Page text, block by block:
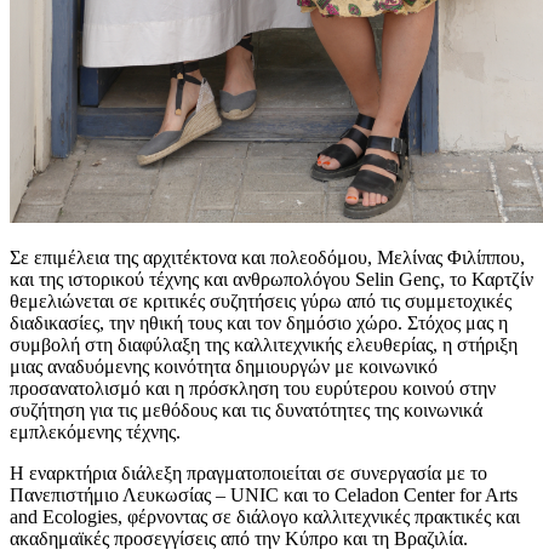
Σε επιμέλεια της αρχιτέκτονα και πολεοδόμου, Μελίνας Φιλίππου,
και της ιστορικού τέχνης και ανθρωπολόγου Selin Genç, το Καρτζίν
θεμελιώνεται σε κριτικές συζητήσεις γύρω από τις συμμετοχικές
διαδικασίες, την ηθική τους και τον δημόσιο χώρο. Στόχος μας η
συμβολή στη διαφύλαξη της καλλιτεχνικής ελευθερίας, η στήριξη
μιας αναδυόμενης κοινότητα δημιουργών με κοινωνικό
προσανατολισμό και η πρόσκληση του ευρύτερου κοινού στην
συζήτηση για τις μεθόδους και τις δυνατότητες της κοινωνικά
εμπλεκόμενης τέχνης.
Η εναρκτήρια διάλεξη πραγματοποιείται σε συνεργασία με το
Πανεπιστήμιο Λευκωσίας – UNIC και το Celadon Center for Arts
and Ecologies, φέρνοντας σε διάλογο καλλιτεχνικές πρακτικές και
ακαδημαϊκές προσεγγίσεις από την Κύπρο και τη Βραζιλία.